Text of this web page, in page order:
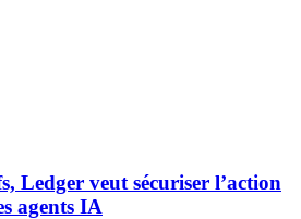
Ledger veut sécuriser l’action
agents IA